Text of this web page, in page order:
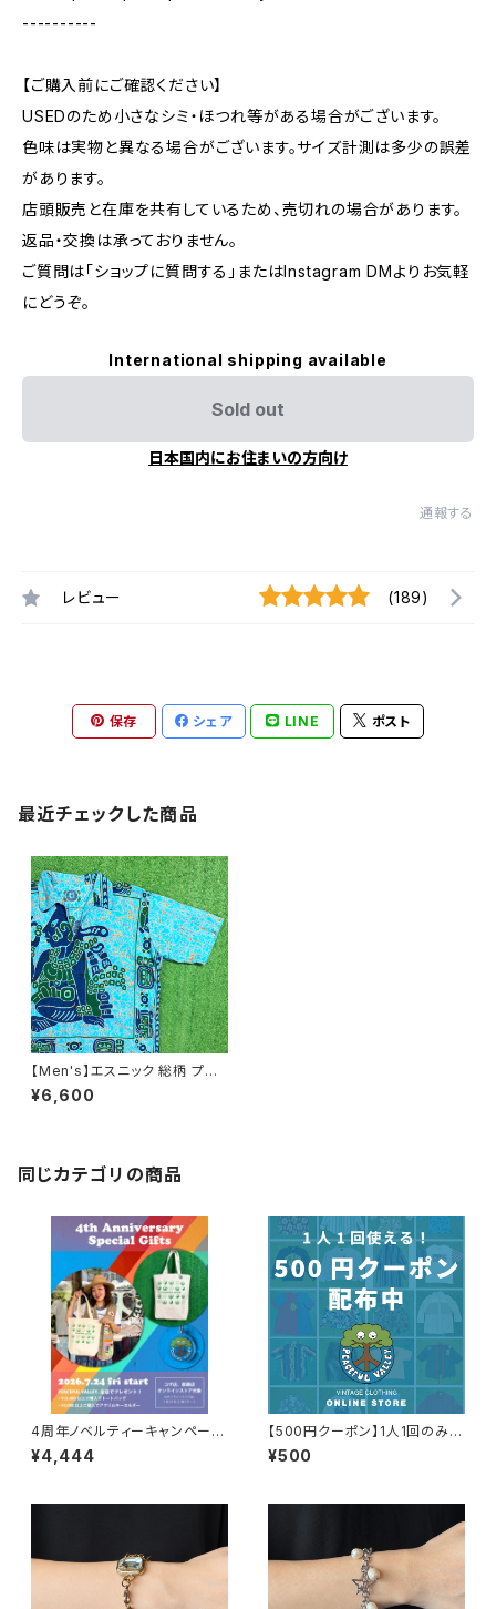
----------
【ご購入前にご確認ください】
USEDのため小さなシミ・ほつれ等がある場合がございます。
色味は実物と異なる場合がございます。サイズ計測は多少の誤差
があります。
店頭販売と在庫を共有しているため、売切れの場合があります。
返品・交換は承っておりません。
ご質問は「ショップに質問する」またはInstagram DMよりお気軽
にどうぞ。
International shipping available
Sold out
日本国内にお住まいの方向け
通報する
レビュー (189)
保存 シェア LINE ポスト
最近チェックした商品
【Men's】エスニック 総柄 プル
オーバーシャツ / 古着 シャツ V
ネック メンズ 民族 1818
¥6,600
同じカテゴリの商品
4周年ノベルティーキャンペーン
開催中！
¥4,444
【500円クーポン】1人1回のみご
利用可能！
¥500